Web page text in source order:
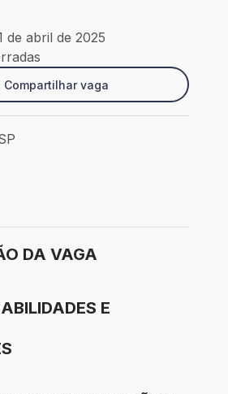
de abril de 2025
Compartilhar vaga
São Paulo - SP
Presencial
DA VAGA
E